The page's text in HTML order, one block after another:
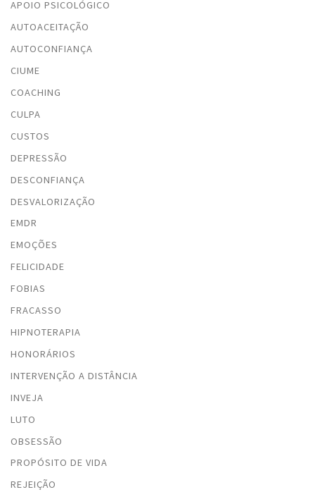
APOIO PSICOLÓGICO
AUTOACEITAÇÃO
AUTOCONFIANÇA
CIUME
COACHING
CULPA
CUSTOS
DEPRESSÃO
DESCONFIANÇA
DESVALORIZAÇÃO
EMDR
EMOÇÕES
FELICIDADE
FOBIAS
FRACASSO
HIPNOTERAPIA
HONORÁRIOS
INTERVENÇÃO A DISTÂNCIA
INVEJA
LUTO
OBSESSÃO
PROPÓSITO DE VIDA
REJEIÇÃO